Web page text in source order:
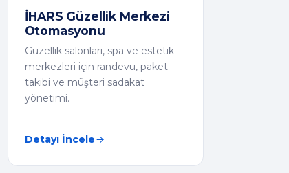
İHARS Güzellik Merkezi
Otomasyonu
Güzellik salonları, spa ve estetik
merkezleri için randevu, paket
takibi ve müşteri sadakat
yönetimi.
Detayı İncele